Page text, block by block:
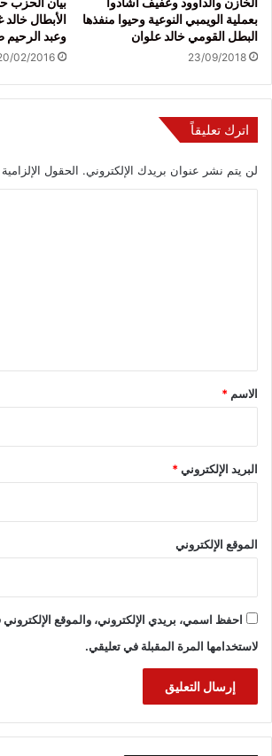
بعملية الويمبي النوعية وحيوا منفذها
البطل القومي خالد علوان
23/09/2018
الأبطال
وعبد الرحيم
02/2016
اترك تعليقاً
لن يتم نشر عنوان بريدك الإلكتروني. الحقول
*
الاسم *
البريد الإلكتروني*
الموقع الإلكتروني
احفظ اسمي، بريدي الإلكتروني، والموقع
لاستخدامها المرة المقبلة في تعليقي.